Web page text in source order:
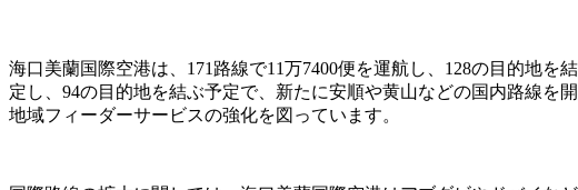
海口美蘭国際空港は、171路線で11万7400便を運航し、128の目的地
定し、94の目的地を結ぶ予定で、新たに安順や黄山などの国内路線を
地域フィーダーサービスの強化を図っています。